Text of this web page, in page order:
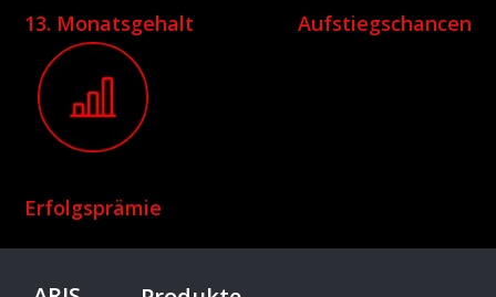
13. Monatsgehalt Aufstiegschancen
Erfolgsprämie